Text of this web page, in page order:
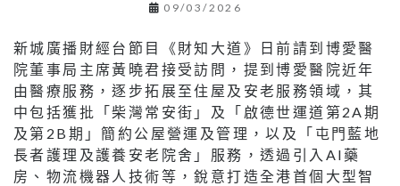
09/03/2026
新城廣播財經台節目《財知大道》日前請到博愛醫
院董事局主席黃曉君接受訪問，提到博愛醫院近年
由醫療服務，逐步拓展至住屋及安老服務領域，其
中包括獲批「柴灣常安街」及「啟德世運道第2A期
及第2B期」簡約公屋營運及管理，以及「屯門藍地
長者護理及護養安老院舍」服務，透過引入AI藥
房、物流機器人技術等，銳意打造全港首個大型智